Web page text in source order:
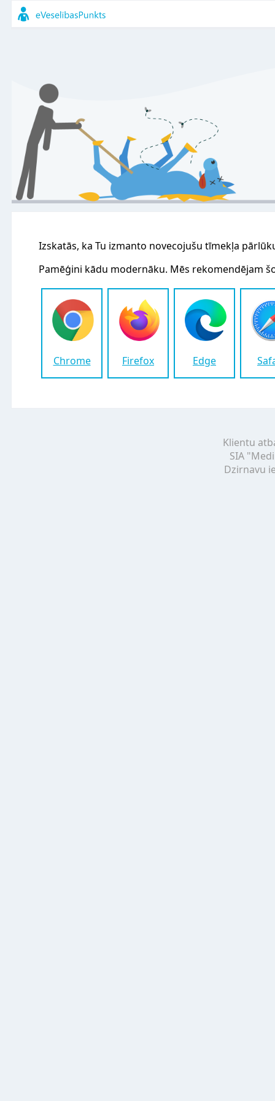
Izskatās, ka Tu izmanto novecojušu tīmekļa
Pamēģini kādu modernāku. Mēs rekomendējam
Chrome Firefox Edge
Klientu
SIA
Dzirnavu